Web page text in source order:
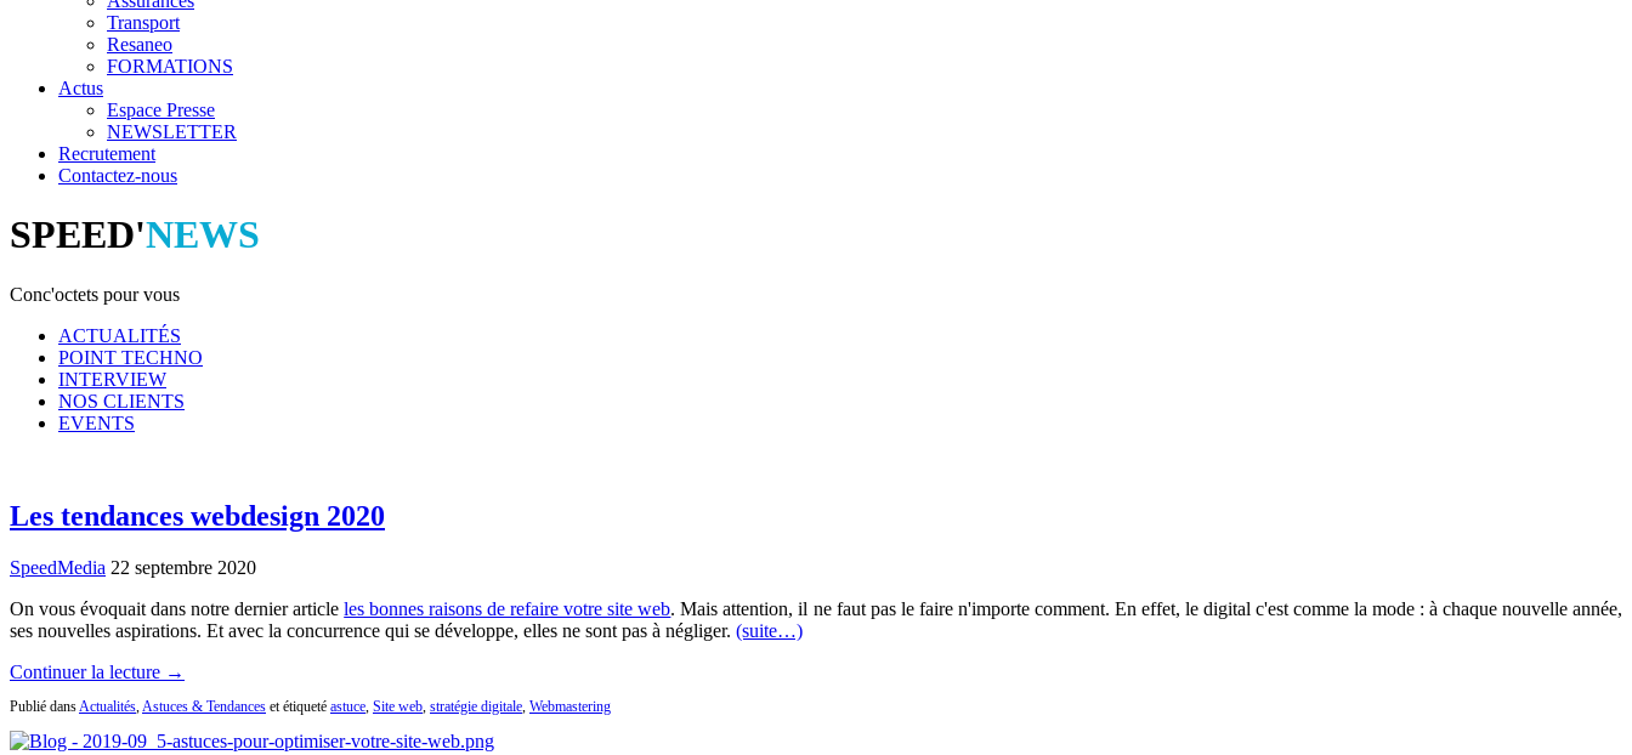
Transport
Resaneo
FORMATIONS
Actus
Espace Presse
NEWSLETTER
Recrutement
Contactez-nous
SPEED'NEWS
Conc'octets pour vous
ACTUALITÉS
POINT TECHNO
INTERVIEW
NOS CLIENTS
EVENTS
Les tendances webdesign 2020
SpeedMedia 22 septembre 2020
On vous évoquait dans notre dernier articleles bonnes raisons de refaire votre site web. Mais attention, il ne faut pas le faire n'importe comment. En effet, le digital c'est comme la mode : à chaque nouvelle année,
ses nouvelles aspirations. Et avec la concurrence qui se développe, elles ne sont pas à négliger. (suite…)
Continuer la lecture →
Publié dans Actualités Astuces & Tendances et étiqueté astuce Site web stratégie digitale Webmastering